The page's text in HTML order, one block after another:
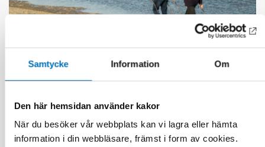
Samtycke Information Om
Den här hemsidan använder kakor
När du besöker vår webbplats kan vi lagra eller hämta
information i din webbläsare, främst i form av cookies.
ÄLDRE
society approach